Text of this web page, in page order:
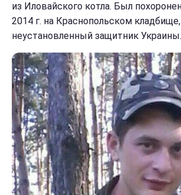
из Иловайского котла. Был
2014 г. на Краснопольском
неустановленный защитник Украины.